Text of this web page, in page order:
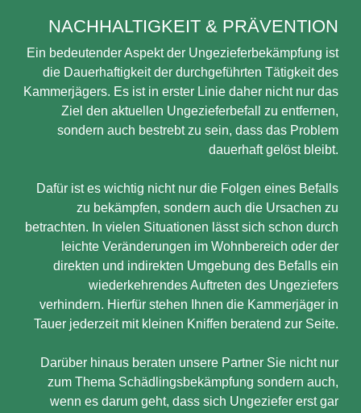
NACHHALTIGKEIT & PRÄVENTION
Ein bedeutender Aspekt der Ungezieferbekämpfung ist
die Dauerhaftigkeit der durchgeführten Tätigkeit des
Kammerjägers. Es ist in erster Linie daher nicht nur das
Ziel den aktuellen Ungezieferbefall zu entfernen,
sondern auch bestrebt zu sein, dass das Problem
dauerhaft gelöst bleibt.
Dafür ist es wichtig nicht nur die Folgen eines Befalls
zu bekämpfen, sondern auch die Ursachen zu
betrachten. In vielen Situationen lässt sich schon durch
leichte Veränderungen im Wohnbereich oder der
direkten und indirekten Umgebung des Befalls ein
wiederkehrendes Auftreten des Ungeziefers
verhindern. Hierfür stehen Ihnen die Kammerjäger in
Tauer jederzeit mit kleinen Kniffen beratend zur Seite.
Darüber hinaus beraten unsere Partner Sie nicht nur
zum Thema Schädlingsbekämpfung sondern auch,
wenn es darum geht, dass sich Ungeziefer erst gar